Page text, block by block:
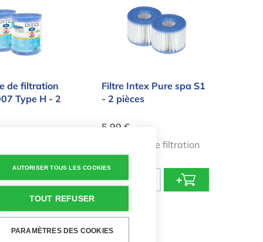
de filtration
Type H - 2
hors sol
+
Filtre Intex Pure spa S1
- 2 pièces
5,99 €
Cartouche de filtration
pour spa
-
d'eau salée Intex QS1200 - jusqu'à 56 800 litres
AUTORISER TOUS LES COOKIES
TOUT REFUSER
PARAMÈTRES DES COOKIES